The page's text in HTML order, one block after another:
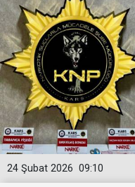
09:10
24 Şubat 2026